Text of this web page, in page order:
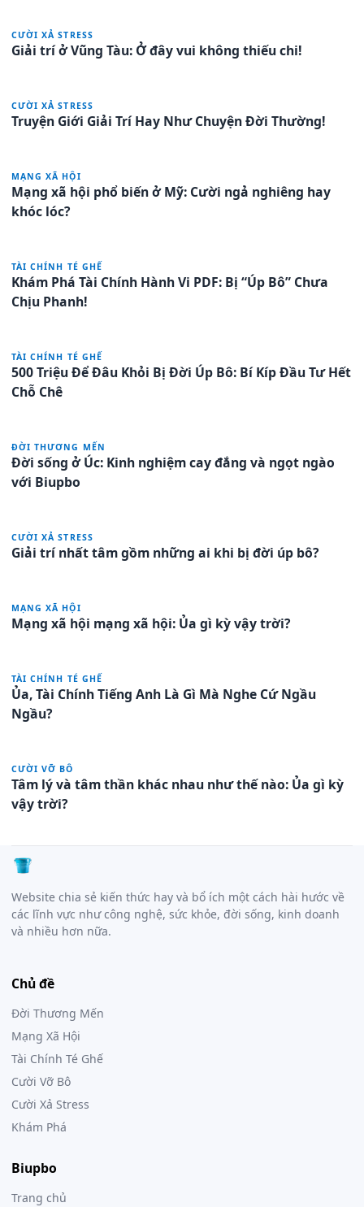
CƯỜI XẢ STRESS
Giải trí ở Vũng Tàu: Ở đây vui không thiếu chi!
CƯỜI XẢ STRESS
Truyện Giới Giải Trí Hay Như Chuyện Đời Thường!
MẠNG XÃ HỘI
Mạng xã hội phổ biến ở Mỹ: Cười ngả nghiêng hay
khóc lóc?
TÀI CHÍNH TÉ GHẾ
Khám Phá Tài Chính Hành Vi PDF: Bị “Úp Bô” Chưa
Chịu Phanh!
TÀI CHÍNH TÉ GHẾ
500 Triệu Để Đâu Khỏi Bị Đời Úp Bô: Bí Kíp Đầu Tư Hết
Chỗ Chê
ĐỜI THƯƠNG MẾN
Đời sống ở Úc: Kinh nghiệm cay đắng và ngọt ngào
với Biupbo
CƯỜI XẢ STRESS
Giải trí nhất tâm gồm những ai khi bị đời úp bô?
MẠNG XÃ HỘI
Mạng xã hội mạng xã hội: Ủa gì kỳ vậy trời?
TÀI CHÍNH TÉ GHẾ
Ủa, Tài Chính Tiếng Anh Là Gì Mà Nghe Cứ Ngầu
Ngầu?
CƯỜI VỠ BÔ
Tâm lý và tâm thần khác nhau như thế nào: Ủa gì kỳ
vậy trời?
Website chia sẻ kiến thức hay và bổ ích một cách hài hước về
các lĩnh vực như công nghệ, sức khỏe, đời sống, kinh doanh
và nhiều hơn nữa.
Chủ đề
Đời Thương Mến
Mạng Xã Hội
Tài Chính Té Ghế
Cười Vỡ Bô
Cười Xả Stress
Khám Phá
Biupbo
Trang chủ